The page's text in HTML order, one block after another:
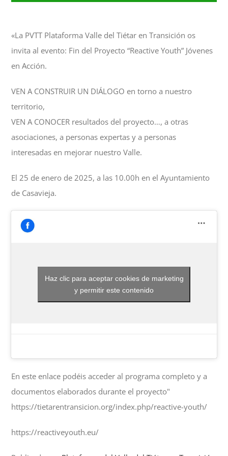
«La PVTT Plataforma Valle del Tiétar en Transición os
invita al evento: Fin del Proyecto “Reactive Youth” Jóvenes
en Acción.
VEN A CONSTRUIR UN DIÁLOGO en torno a nuestro
territorio,
VEN A CONOCER resultados del proyecto…, a otras
asociaciones, a personas expertas y a personas
interesadas en mejorar nuestro Valle.
El 25 de enero de 2025, a las 10.00h en el Ayuntamiento
de Casavieja.
Haz clic para aceptar cookies de marketing
y permitir este contenido
En este enlace podéis acceder al programa completo y a
documentos elaborados durante el proyecto"
https://tietarentransicion.org/index.php/reactive-youth/
https://reactiveyouth.eu/